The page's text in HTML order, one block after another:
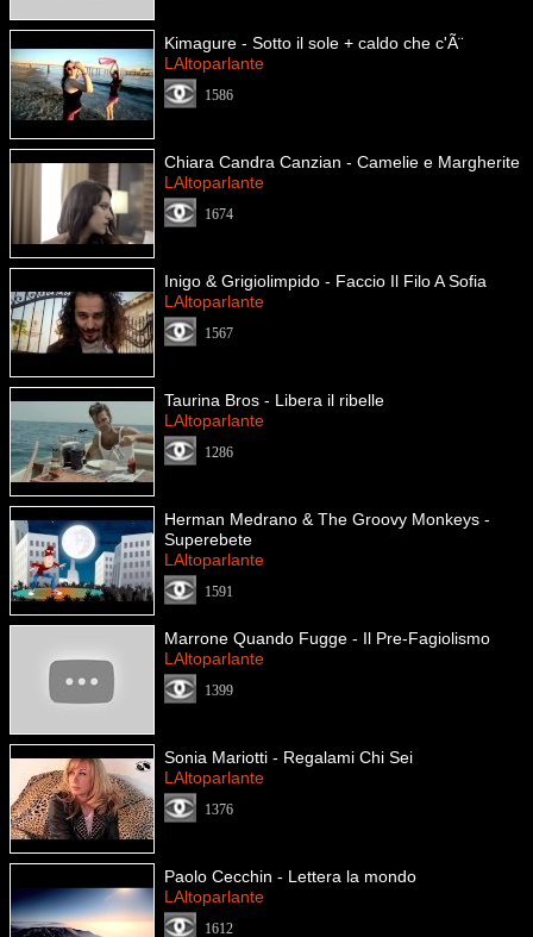
Kimagure - Sotto il sole + caldo che c'Ã¨
LAltoparlante
1586
Chiara Candra Canzian - Camelie e Margherite
LAltoparlante
1674
Inigo & Grigiolimpido - Faccio Il Filo A Sofia
LAltoparlante
1567
Taurina Bros - Libera il ribelle
LAltoparlante
1286
Herman Medrano & The Groovy Monkeys -
Superebete
LAltoparlante
1591
Marrone Quando Fugge - Il Pre-Fagiolismo
LAltoparlante
1399
Sonia Mariotti - Regalami Chi Sei
LAltoparlante
1376
Paolo Cecchin - Lettera la mondo
LAltoparlante
1612